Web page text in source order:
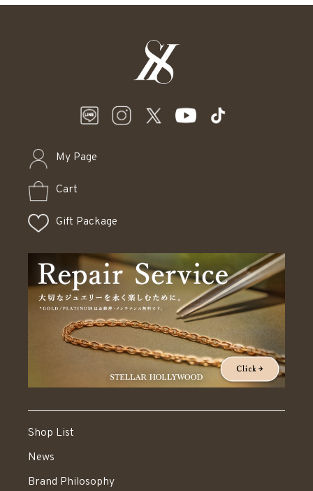
My Page
Cart
Gift Package
Shop List
News
Brand Philosophy